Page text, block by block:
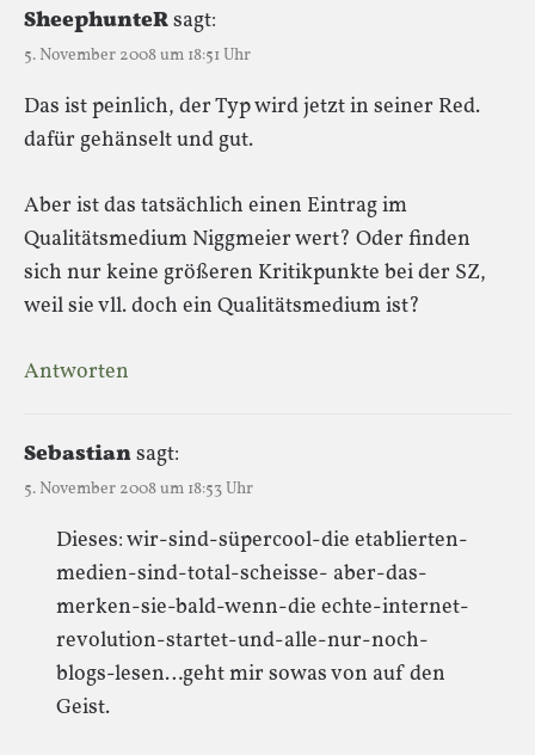
SheephunteRsagt:
5. November 2008 um 18:51 Uhr
Das ist peinlich, der Typ wird jetzt in seiner Red.
dafür gehänselt und gut.
Aber ist das tatsächlich einen Eintrag im
Qualitätsmedium Niggmeier wert? Oder finden
sich nur keine größeren Kritikpunkte bei der SZ,
weil sie vll. doch ein Qualitätsmedium ist?
Antworten
Sebastiansagt:
5. November 2008 um 18:53 Uhr
Dieses: wir-sind-süpercool-die etablierten-
medien-sind-total-scheisse- aber-das-
merken-sie-bald-wenn-die echte-internet-
revolution-startet-und-alle-nur-noch-
blogs-lesen…geht mir sowas von auf den
Geist.